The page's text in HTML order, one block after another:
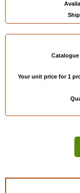
Catalogue
Your unit price for 1